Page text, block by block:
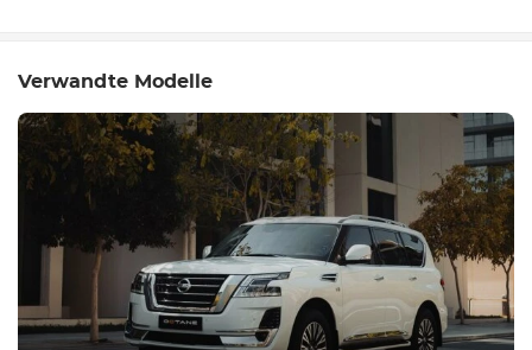
Verwandte Modelle